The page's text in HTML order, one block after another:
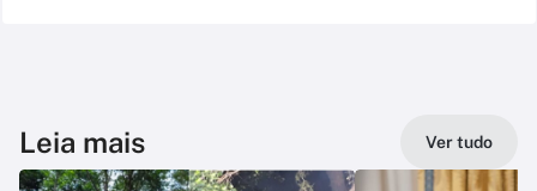
Leia mais Ver tudo